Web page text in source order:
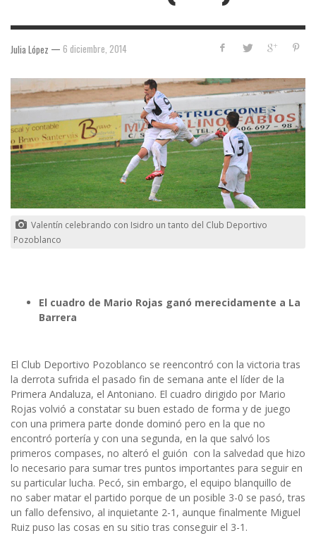
Julia López — 6 diciembre, 2014
Valentín celebrando con Isidro un tanto del Club Deportivo
Pozoblanco
El cuadro de Mario Rojas ganó merecidamente a La
Barrera
El Club Deportivo Pozoblanco se reencontró con la victoria tras
la derrota sufrida el pasado fin de semana ante el líder de la
Primera Andaluza, el Antoniano. El cuadro dirigido por Mario
Rojas volvió a constatar su buen estado de forma y de juego
con una primera parte donde dominó pero en la que no
encontró portería y con una segunda, en la que salvó los
primeros compases, no alteró el guión con la salvedad que hizo
lo necesario para sumar tres puntos importantes para seguir en
su particular lucha. Pecó, sin embargo, el equipo blanquillo de
no saber matar el partido porque de un posible 3-0 se pasó, tras
un fallo defensivo, al inquietante 2-1, aunque finalmente Miguel
Ruiz puso las cosas en su sitio tras conseguir el 3-1.